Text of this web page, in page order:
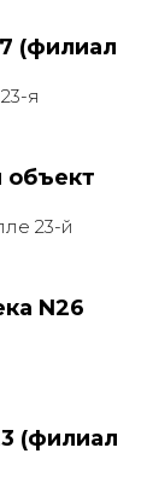
(филиал
я
объект
23-й
N26
(филиал